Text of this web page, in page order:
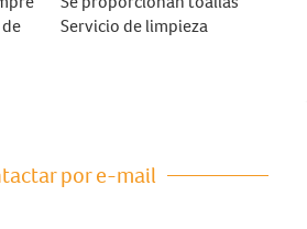
Servicio de limpieza
por e-mail